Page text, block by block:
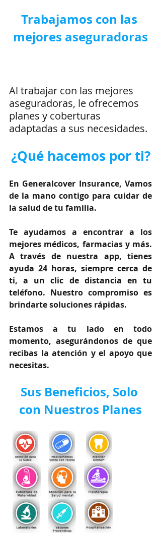
Trabajamos con las
mejores aseguradoras
Al trabajar con las mejores
aseguradoras, le ofrecemos
planes y coberturas
adaptadas a sus necesidades.
¿Qué hacemos por ti?
En Generalcover Insurance, Vamos
de la mano contigo para cuidar de
la salud de tu familia.
Te ayudamos a encontrar a los
mejores médicos, farmacias y más.
A través de nuestra app, tienes
ayuda 24 horas, siempre cerca de
ti, a un clic de distancia en tu
teléfono. Nuestro compromiso es
brindarte soluciones rápidas.
Estamos a tu lado en todo
momento, asegurándonos de que
recibas la atención y el apoyo que
necesitas.
Sus Beneficios, Solo
con Nuestros Planes